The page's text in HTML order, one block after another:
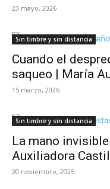
23 mayo, 2026
Sin timbre y sin distancia
Cuando el
saqueo | María
15 marzo, 2026
Sin timbre y sin distancia
La mano
Auxiliadora
20 noviembre, 2025